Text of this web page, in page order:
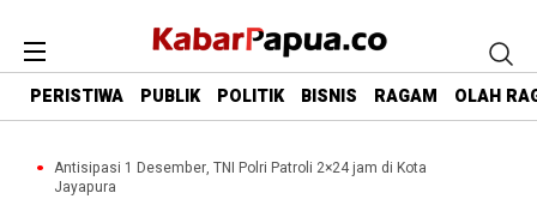
PERISTIWA PUBLIK POLITIK BISNIS RAGAM OLAH
Antisipasi 1 Desember, TNI Polri Patroli 2×24 jam di Kota
Jayapura